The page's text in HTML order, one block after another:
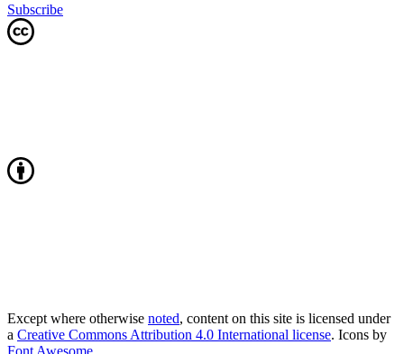
Subscribe
Except where otherwise noted, content on this site is licensed under
a Creative Commons Attribution 4.0 International license. Icons by
Font Awesome